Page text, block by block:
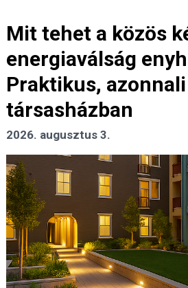
Mit tehet a közös
energiaválság
Praktikus,
társasházban
2026. augusztus 3.